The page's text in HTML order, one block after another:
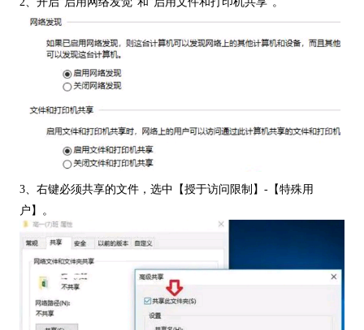
3、右键必须共享的文件，选中【授于访问限制】-【特殊用
户】。